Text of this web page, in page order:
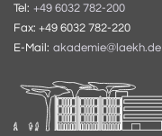
Tel: +49 6032 782-200
Fax: +49 6032 782-220
E-Mail: akademie@laekh.de